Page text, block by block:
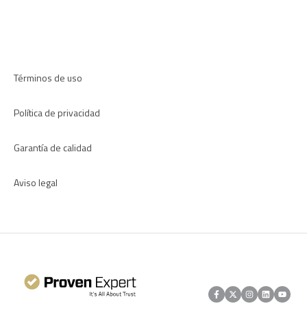
Términos de uso
Política de privacidad
Garantía de calidad
Aviso legal